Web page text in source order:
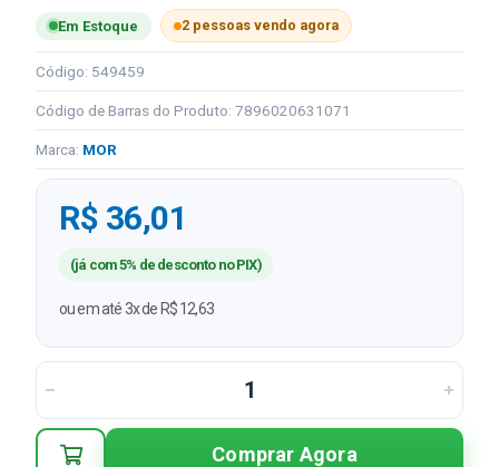
Em Estoque 2 pessoas vendo agora
Código: 549459
Código de Barras do Produto: 7896020631071
Marca: MOR
R$ 36,01
(já com 5% de desconto no PIX)
ou em até 3x de R$ 12,63
Comprar Agora